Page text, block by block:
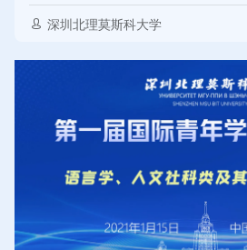
Replaying
深圳北理莫斯科大学